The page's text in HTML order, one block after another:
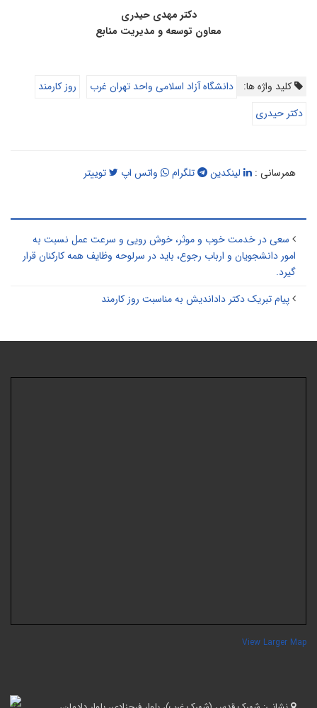
دکتر مهدی حیدری
معاون توسعه و مدیریت منابع
کلید واژه ها: دانشگاه آزاد اسلامی واحد تهران غرب
روز کارمند
دکتر حیدری
همرسانی : لینکدین تلگرام واتس اپ توییتر
سعی در خدمت خوب و موثر، خوش رویی و سرعت عمل نسبت به
امور دانشجویان و ارباب رجوع، باید در سرلوحه وظایف همه کارکنان قرار
گیرد.
پیام تبریک دکتر داداندیش به مناسبت روز کارمند
View Larger